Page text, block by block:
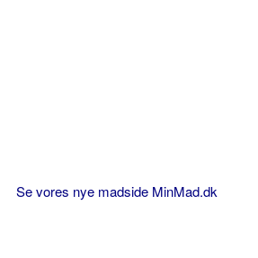
Se vores nye madside MinMad.dk